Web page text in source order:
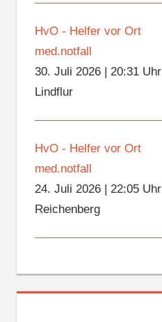
HvO - Helfer vor Ort
med.notfall
30. Juli 2026| 20:31 Uhr
Lindflur
HvO - Helfer vor Ort
med.notfall
24. Juli 2026| 22:05 Uhr
Reichenberg